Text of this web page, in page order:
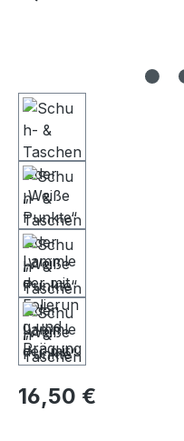
Regulärer Preis:
16,50 €